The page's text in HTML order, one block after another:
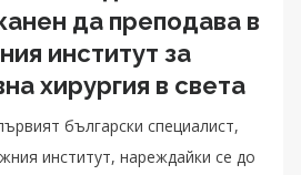
да преподава в
институт за
хирургия в света
български специалист,
институт, нареждайки се до